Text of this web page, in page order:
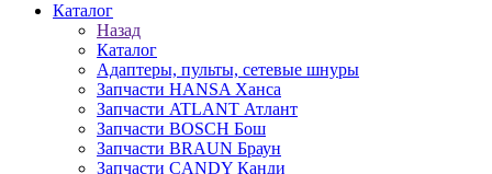
Каталог
Назад
Каталог
Адаптеры, пульты, сетевые шнуры
Запчасти HANSA Ханса
Запчасти ATLANT Атлант
Запчасти BOSCH Бош
Запчасти BRAUN Браун
Запчасти CANDY Канди